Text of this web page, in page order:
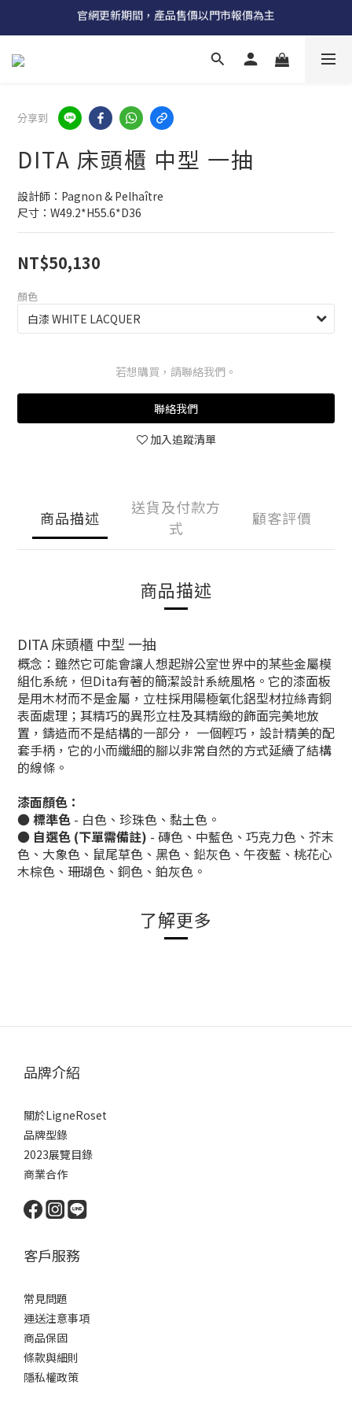
受國際原物料價格上漲，法國自 5/18 起全系列產品調漲 3%
官網更新期間，產品售價以門市報價為主
分享到
DITA 床頭櫃 中型 一抽
設計師：Pagnon & Pelhaître
尺寸：W49.2*H55.6*D36
NT$50,130
顏色
若想購買，請聯絡我們。
聯絡我們
加入追蹤清單
商品描述
送貨及付款方
式
顧客評價
商品描述
DITA 床頭櫃 中型 一抽
概念：雖然它可能會讓人想起辦公室世界中的某些金屬模
組化系統 ，但Dita有著的簡潔設計系統風格。它的漆面板
是用木材而不是金屬， 立柱採用陽極氧化鋁型材拉絲青銅
表面處理 ； 其精巧的異形立柱及其精緻的飾面完美地放
置，鑄造而不是結構的一部分， 一個輕巧，設計精美的配
套手柄， 它的小而纖細的腳以非常自然的方式延續了結構
的線條。
漆面顏色：
●標準色 - 白色、珍珠色、黏土色。
● 自選色 (下單需備註) - 磚色、中藍色、巧克力色、芥末
色、大象色、鼠尾草色、黑色、鉛灰色、午夜藍、桃花心
木棕色、珊瑚色、銅色、鉑灰色。
了解更多
品牌介紹
關於LigneRoset
品牌型錄
2023展覽目錄
商業合作
客戶服務
常見問題
運送注意事項
商品保固
條款與細則
隱私權政策